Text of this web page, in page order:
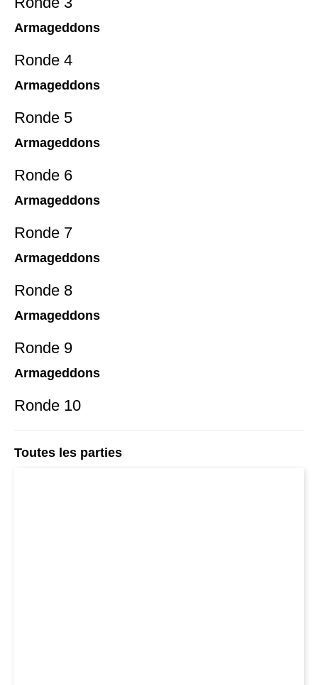
Armageddons
Ronde 4
Armageddons
Ronde 5
Armageddons
Ronde 6
Armageddons
Ronde 7
Armageddons
Ronde 8
Armageddons
Ronde 9
Armageddons
Ronde 10
Toutes les parties